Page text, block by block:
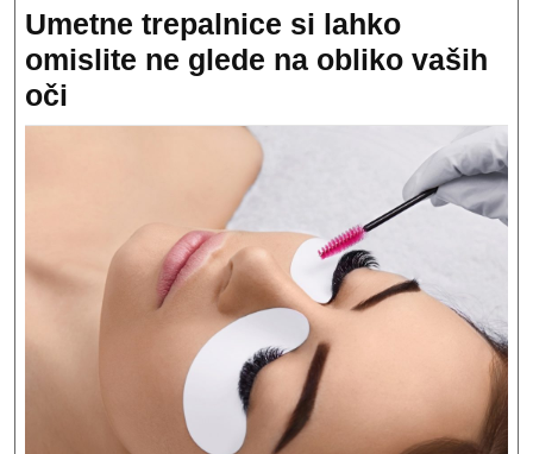
Umetne trepalnice si lahko
omislite ne glede na obliko vaših
oči
trepalnice
omislite
ne
glede